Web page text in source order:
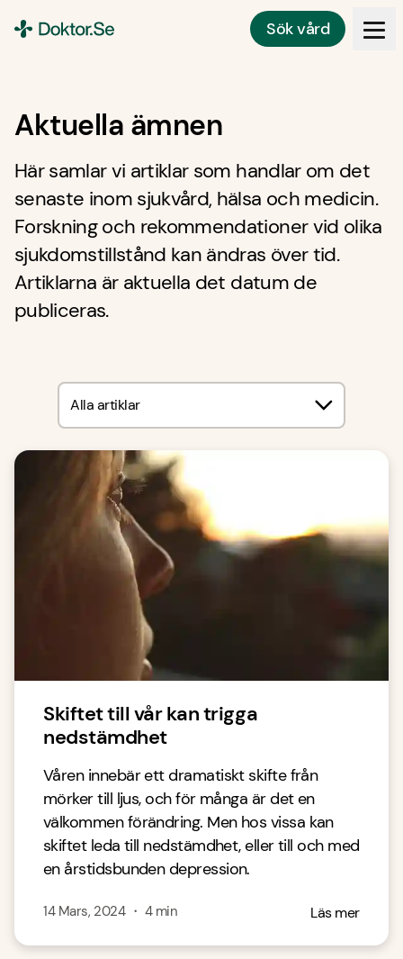
Sök vård
Aktuella ämnen
Här samlar vi artiklar som handlar om det
senaste inom sjukvård, hälsa och medicin.
Forskning och rekommendationer vid olika
sjukdomstillstånd kan ändras över tid.
Artiklarna är aktuella det datum de
publiceras.
Alla artiklar
Skiftet till vår kan trigga
nedstämdhet
Våren innebär ett dramatiskt skifte från
mörker till ljus, och för många är det en
välkommen förändring. Men hos vissa kan
skiftet leda till nedstämdhet, eller till och med
en årstidsbunden depression.
14 Mars, 2024・ 4min Läs mer